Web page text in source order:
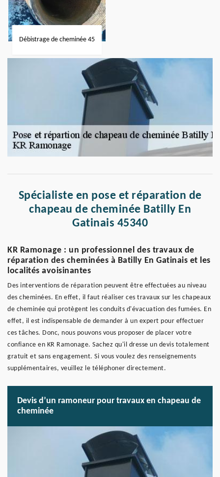
Débistrage de cheminée 45
Spécialiste en pose et réparation de
chapeau de cheminée Batilly En
Gatinais 45340
KR Ramonage : un professionnel des travaux de
réparation des cheminées à Batilly En Gatinais et les
localités avoisinantes
Des interventions de réparation peuvent être effectuées au niveau
des cheminées. En effet, il faut réaliser ces travaux sur les chapeaux
de cheminée qui protègent les conduits d'évacuation des fumées. En
effet, il est indispensable de demander à un expert pour effectuer
ces tâches. Donc, nous pouvons vous proposer de placer votre
confiance en KR Ramonage. Sachez qu'il dresse un devis totalement
gratuit et sans engagement. Si vous voulez des renseignements
supplémentaires, veuillez le téléphoner directement.
Devis d’un ramoneur pour travaux en chapeau de
cheminée